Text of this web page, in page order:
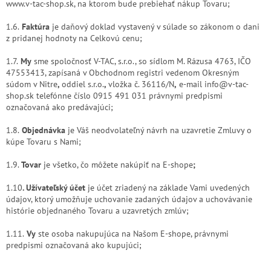
www.v-tac-shop.sk, na ktorom bude prebiehať nákup Tovaru;
1.6. Faktúra je daňový doklad vystavený v súlade so zákonom o dani
z pridanej hodnoty na Celkovú cenu;
1.7. My sme spoločnosť V-TAC, s.r.o., so sídlom M. Rázusa 4763, IČO
47553413, zapísaná v Obchodnom registri vedenom Okresným
súdom v Nitre, oddiel s.r.o., vložka č. 36116/N, e-mail info@v-tac-
shop.sk telefónne číslo 0915 491 031 právnymi predpismi
označovaná ako predávajúci;
1.8. Objednávka je Váš neodvolateľný návrh na uzavretie Zmluvy o
kúpe Tovaru s Nami;
1.9.Tovar je všetko, čo môžete nakúpiť na E-shope;
1.10. Užívateľský účet je účet zriadený na základe Vami uvedených
údajov, ktorý umožňuje uchovanie zadaných údajov a uchovávanie
histórie objednaného Tovaru a uzavretých zmlúv;
1.11. Vy ste osoba nakupujúca na Našom E-shope, právnymi
predpismi označovaná ako kupujúci;